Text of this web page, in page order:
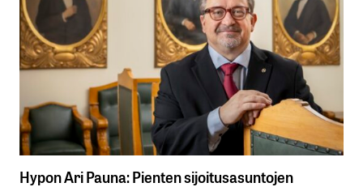
Hypon Ari Pauna: Pienten sijoitusasuntojen